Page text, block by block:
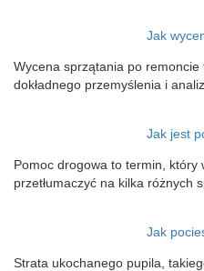
Jak
Wycena sprzątania po
dokładnego przemyślenia i
Jak jest
Pomoc drogowa to termin, który
przetłumaczyć na kilka różnych
Jak
Strata ukochanego pupila,